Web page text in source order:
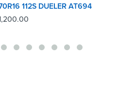
112S DUELER AT694